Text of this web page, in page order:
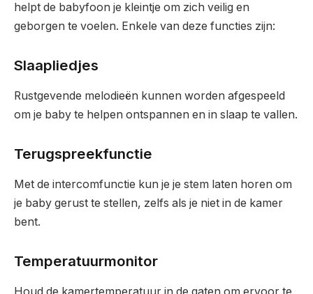
helpt de babyfoon je kleintje om zich veilig en
geborgen te voelen. Enkele van deze functies zijn:
Slaapliedjes
Rustgevende melodieën kunnen worden afgespeeld
om je baby te helpen ontspannen en in slaap te vallen.
Terugspreekfunctie
Met de intercomfunctie kun je je stem laten horen om
je baby gerust te stellen, zelfs als je niet in de kamer
bent.
Temperatuurmonitor